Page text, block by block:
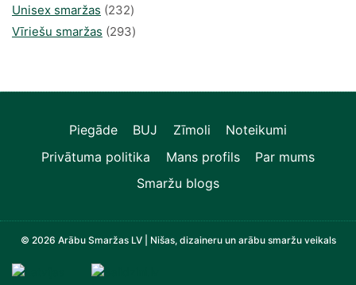
produkts
Unisex smaržas 232232
produkts
Vīriešu smaržas 293293
Piegāde BUJ Zīmoli
Noteikumi
Privātuma politika
Mans profils
Par mums
Smaržu blogs
© 2026 Arābu Smaržas LV | Nišas, dizaineru un arābu smaržu veikals